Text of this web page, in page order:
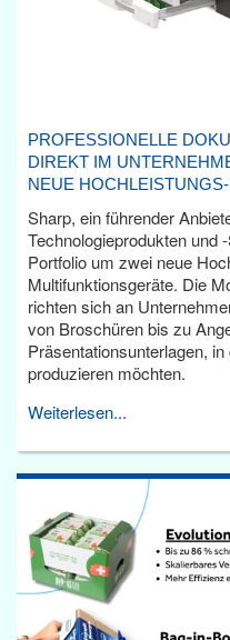
PROFESSIONELLE
DIREKT IM
NEUE
Sharp, ein führender
Technologieprodukten und
Portfolio um zwei neue
Multifunktionsgeräte. Die
richten sich an
von Broschüren bis zu
Präsentationsunterlagen,
produzieren möchten.
Weiterlesen...